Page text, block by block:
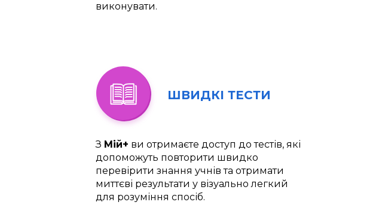
виконувати.
ШВИДКІ ТЕСТИ
З Мій+ ви отримаєте доступ до тестів, які
допоможуть повторити швидко
перевірити знання учнів та отримати
миттєві результати у візуально легкий
для розуміння спосіб.